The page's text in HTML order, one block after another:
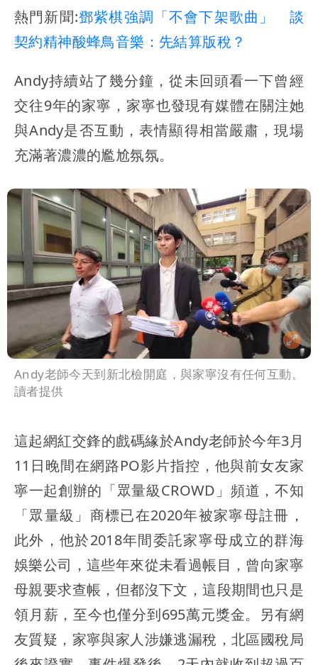
熱門新聞:鄧紫棋強調「不會下架歌曲」 談
契約精神酸蜂鳥音樂：先結算版稅？
Andy持續站了幾分鐘，從未回頭看一下曾經
交往9年的家寧，家寧也發現有媒體在關注她
與Andy是否互動，表情顯得相當嚴肅，現場
充滿著濃濃的尷尬氛氛。
Andy老師今天到新北檢開庭，與家寧沒有任何互動。
讀者提供
這起網紅交鋒的戲碼緣於Andy老師於今年3月
11日晚間在網路PO影片指控，他與前女友家
寧一起創辦的「眾量級CROWD」頻道，不知
「眾量級」商標已在2020年被家寧母註冊，
此外，他於2018年間委託家寧母成立的群海
娛樂公司，這些年來從未看過帳目，曾向家寧
母親要求查帳，但都沒下文，這段期間也只是
領月薪，至今也僅分到695萬元獎金。另有網
友質疑，家寧與家人涉嫌逃漏稅，北區國稅局